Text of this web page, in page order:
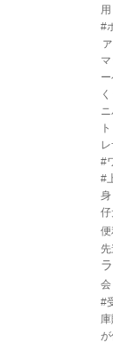
用
#
ァ
ト
#
#
身
仔
便
会
#
が